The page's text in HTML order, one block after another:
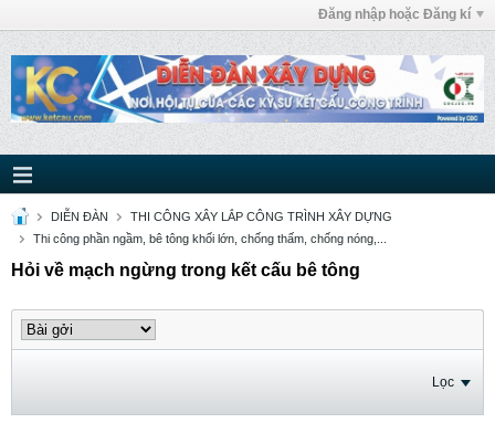
Đăng nhập hoặc Đăng kí
DIỄN ĐÀN
THI CÔNG XÂY LẮP CÔNG TRÌNH XÂY DỰNG
Thi công phần ngầm, bê tông khối lớn, chống thấm, chống nóng,...
Hỏi về mạch ngừng trong kết cấu bê tông
Lọc